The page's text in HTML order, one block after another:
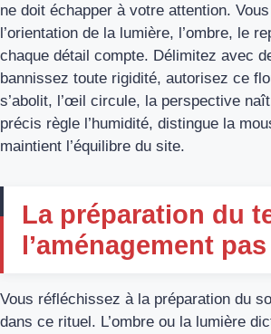
ne doit échapper à votre attention.
l’orientation de la lumière, l’ombre, le
chaque détail compte. Délimitez avec
bannissez toute rigidité, autorisez ce
s’abolit, l’œil circule, la perspective
précis règle l’humidité, distingue la
maintient l’équilibre du site.
La préparation du
l’aménagement
Vous réfléchissez à la préparation du
dans ce rituel. L’ombre ou la lumière